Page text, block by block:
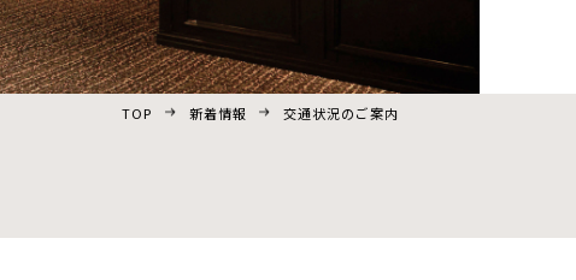
TOP 新着情報 交通状況のご案内